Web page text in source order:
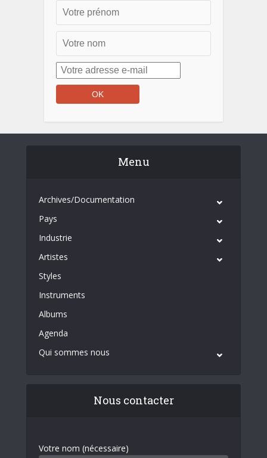
Menu
Archives/Documentation
Pays
Industrie
Artistes
Styles
Instruments
Albums
Agenda
Qui sommes nous
Nous contacter
Votre nom (nécessaire)